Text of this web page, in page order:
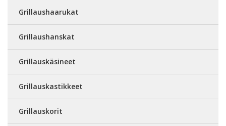
Grillaushaarukat
Grillaushanskat
Grillauskäsineet
Grillauskastikkeet
Grillauskorit